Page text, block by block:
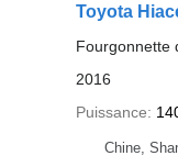
Toyota
Fourgonnette
2016
Puissance
Chine,